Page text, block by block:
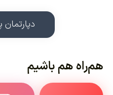
دپارتمان
هم‌راه هم باشیم